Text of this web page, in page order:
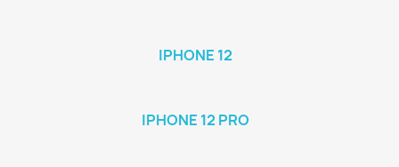
IPHONE 12
IPHONE 12 PRO